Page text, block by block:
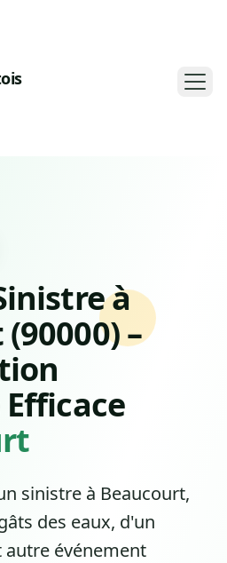
à
–
sinistre à Beaucourt,
des eaux, d'un
événement